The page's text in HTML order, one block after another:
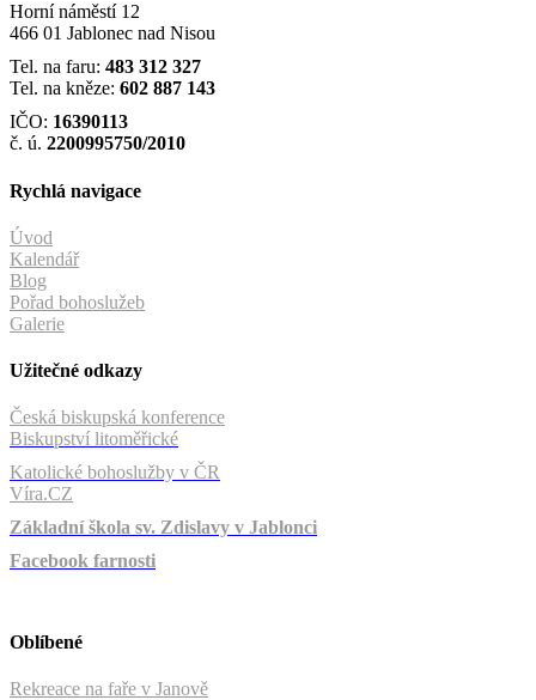
Horní náměstí 12
466 01 Jablonec nad Nisou
Tel. na faru: 483 312 327
Tel. na kněze: 602 887 143
IČO: 16390113
č. ú. 2200995750/2010
Rychlá navigace
Úvod
Kalendář
Blog
Pořad bohoslužeb
Galerie
Užitečné odkazy
Česká biskupská konference
Biskupství litoměřické
Katolické bohoslužby v ČR
Víra.CZ
Základní škola sv. Zdislavy v Jablonci
Facebook farnosti
Oblíbené
Rekreace na faře v Janově